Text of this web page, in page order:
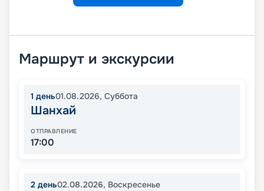
Маршрут и экскурсии
1 день01.08.2026, Суббота
Шанхай
ОТПРАВЛЕНИЕ
17:00
2 день02.08.2026, Воскресенье